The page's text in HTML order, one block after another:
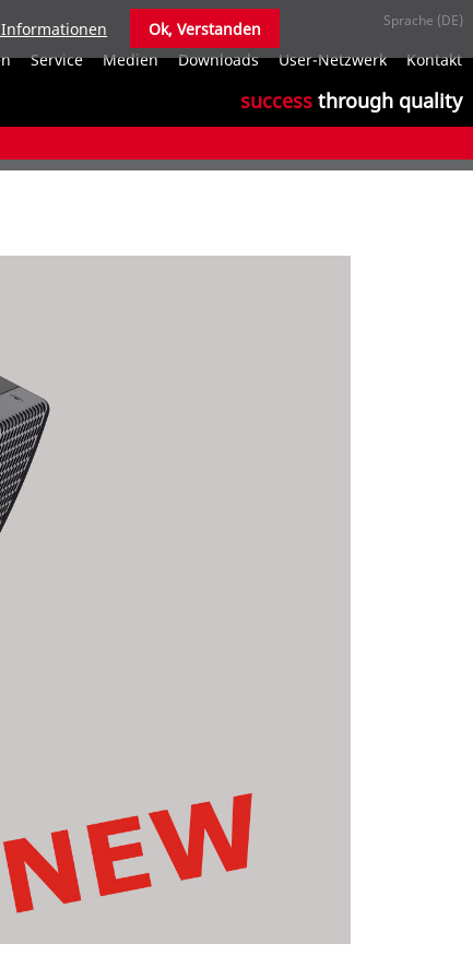
Service Medien Downloads User-Netzwerk Kontakt
success through quality
Ok, Verstanden